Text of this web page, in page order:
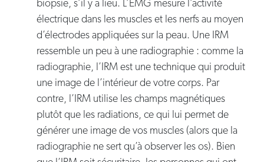
biopsie, s’il y a lieu. L’EMG mesure l’activité
électrique dans les muscles et les nerfs au moyen
d’électrodes appliquées sur la peau. Une IRM
ressemble un peu à une radiographie : comme la
radiographie, l’IRM est une technique qui produit
une image de l’intérieur de votre corps. Par
contre, l’IRM utilise les champs magnétiques
plutôt que les radiations, ce qui lui permet de
générer une image de vos muscles (alors que la
radiographie ne sert qu’à observer les os). Bien